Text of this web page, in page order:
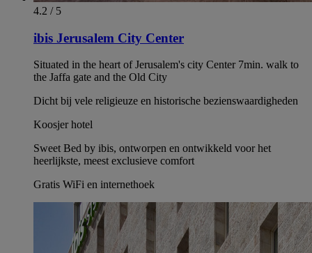
4.2 / 5
ibis Jerusalem City Center
Situated in the heart of Jerusalem's city Center 7min. walk to
the Jaffa gate and the Old City
Dicht bij vele religieuze en historische bezienswaardigheden
Koosjer hotel
Sweet Bed by ibis, ontworpen en ontwikkeld voor het
heerlijkste, meest exclusieve comfort
Gratis WiFi en internethoek